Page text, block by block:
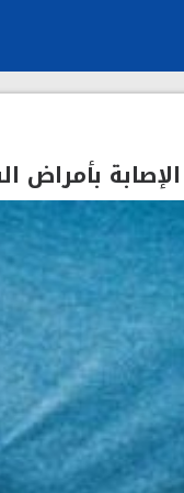
بأمراض